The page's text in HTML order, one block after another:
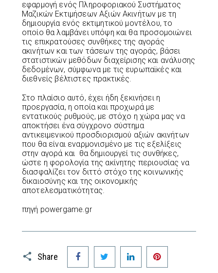
εφαρμογή ενός Πληροφοριακού Συστήματος
Μαζικών Εκτιμήσεων Αξιών Ακινήτων με τη
δημιουργία ενός εκτιμητικού μοντέλου, το
οποίο θα λαμβάνει υπόψη και θα προσομοιώνει
τις επικρατούσες συνθήκες της αγοράς
ακινήτων και των τάσεων της αγοράς, βάσει
στατιστικών μεθόδων διαχείρισης και ανάλυσης
δεδομένων, σύμφωνα με τις ευρωπαϊκές και
διεθνείς βέλτιστες πρακτικές.
Στο πλαίσιο αυτό, έχει ήδη ξεκινήσει η
προεργασία, η οποία και προχωρά με
εντατικούς ρυθμούς, με στόχο η χώρα μας να
αποκτήσει ένα σύγχρονο σύστημα
αντικειμενικού προσδιορισμού αξιών ακινήτων
που θα είναι εναρμονισμένο με τις εξελίξεις
στην αγορά και θα δημιουργεί τις συνθήκες,
ώστε η φορολογία της ακίνητης περιουσίας να
διασφαλίζει τον διττό στόχο της κοινωνικής
δικαιοσύνης και της οικονομικής
αποτελεσματικότητας.
πηγή powergame.gr
Share
Facebook Twitter LinkedIn